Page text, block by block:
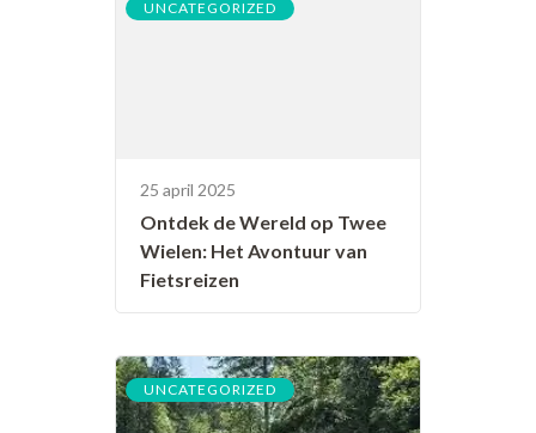
UNCATEGORIZED
25 april 2025
Ontdek de Wereld op Twee
Wielen: Het Avontuur van
Fietsreizen
UNCATEGORIZED